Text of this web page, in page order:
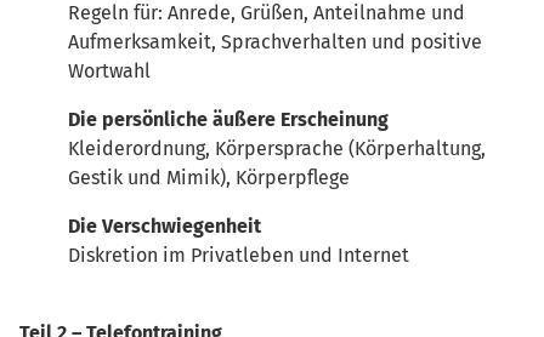
Regeln für: Anrede, Grüßen, Anteilnahme und
Aufmerksamkeit, Sprachverhalten und positive
Wortwahl
Die persönliche äußere Erscheinung
Kleiderordnung, Körpersprache (Körperhaltung,
Gestik und Mimik), Körperpflege
Die Verschwiegenheit
Diskretion im Privatleben und Internet